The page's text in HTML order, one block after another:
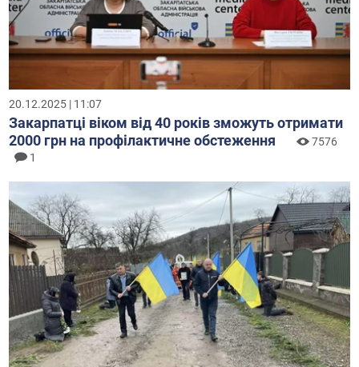
20.12.2025 | 11:07
Закарпатці віком від 40 років зможуть отримати
2000 грн на профілактичне обстеження
7576
1